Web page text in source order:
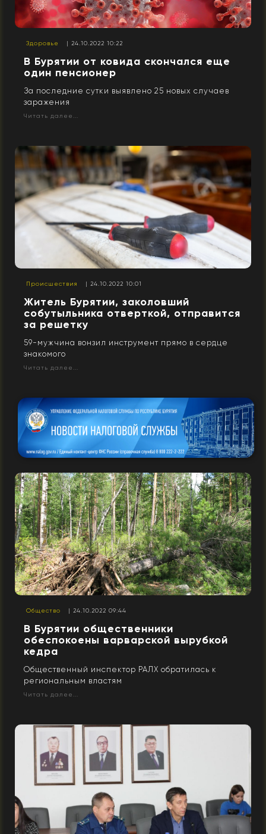
Здоровье | 24.10.2022 10:22
В Бурятии от ковида скончался еще
один пенсионер
За последние сутки выявлено 25 новых случаев
заражения
Читать далее...
Происшествия | 24.10.2022 10:01
Житель Бурятии, заколовший
собутыльника отверткой, отправится
за решетку
59-мужчина вонзил инструмент прямо в сердце
знакомого
Читать далее...
Общество | 24.10.2022 09:44
В Бурятии общественники
обеспокоены варварской вырубкой
кедра
Общественный инспектор РАЛХ обратилась к
региональным властям
Читать далее...